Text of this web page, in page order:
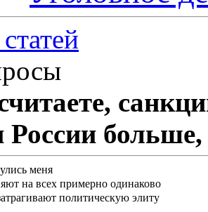
России
меня
на всех примерно одинаково
политическую элиту